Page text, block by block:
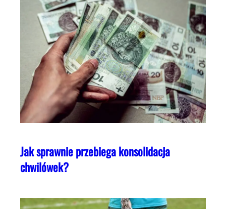
Jak sprawnie przebiega konsolidacja
chwilówek?